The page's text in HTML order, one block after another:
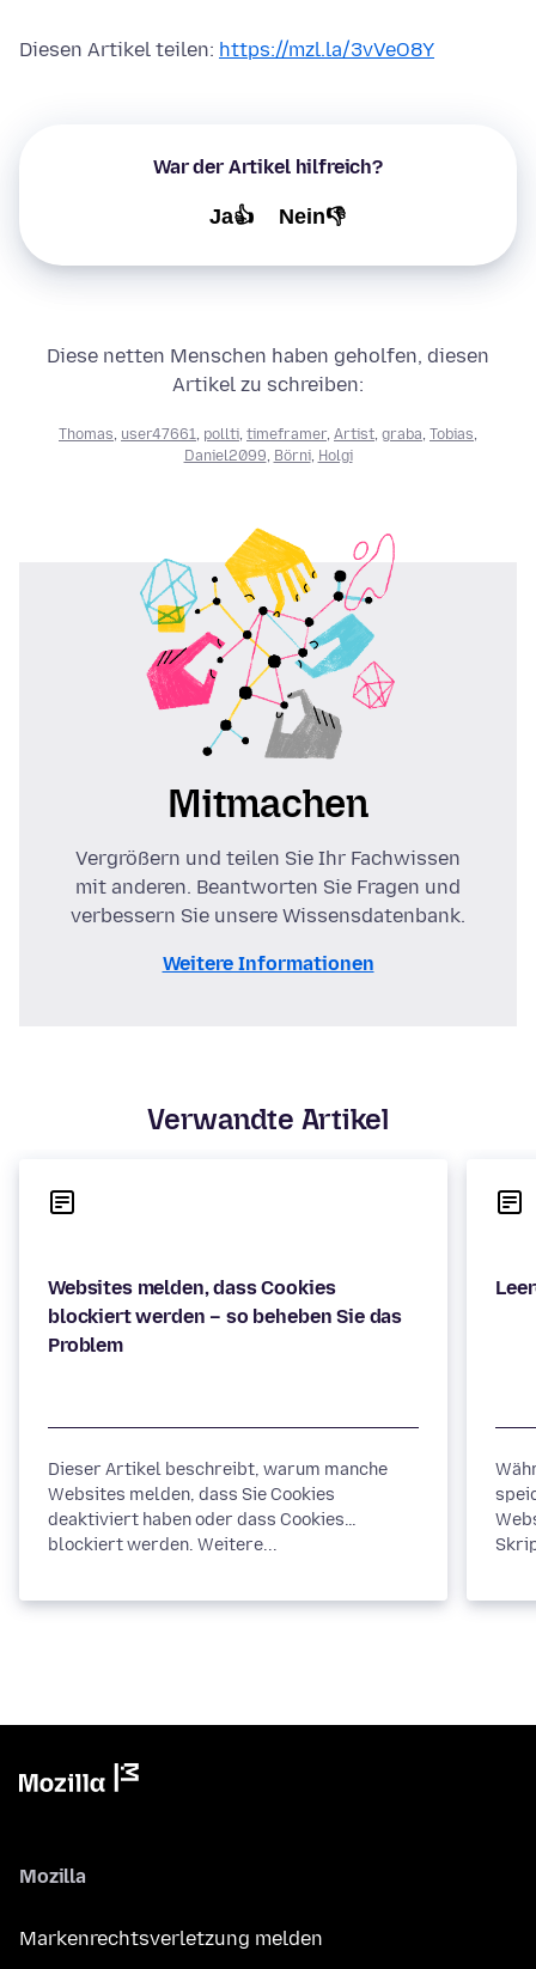
Diesen Artikel teilen: https://mzl.la/3vVeO8Y
War der Artikel hilfreich?
Ja👍 Nein👎
Diese netten Menschen haben geholfen, diesen
Artikel zu schreiben:
Thomas user47661 pollti timeframer, Artist graba Tobias
Daniel2099 Börni, Holgi
Mitmachen
Vergrößern und teilen Sie Ihr Fachwissen
mit anderen. Beantworten Sie Fragen und
verbessern Sie unsere Wissensdatenbank.
Weitere Informationen
Verwandte Artikel
Websites melden, dass Cookies
blockiert werden – so beheben Sie das
Problem
Dieser Artikel beschreibt, warum manche
Websites melden, dass Sie Cookies
deaktiviert haben oder dass Cookies
blockiert werden. Weitere...
Mozilla
Markenrechtsverletzung melden